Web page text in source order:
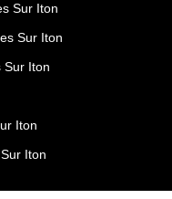
Sur Iton
Sur Iton
Sur Iton
Iton
Iton